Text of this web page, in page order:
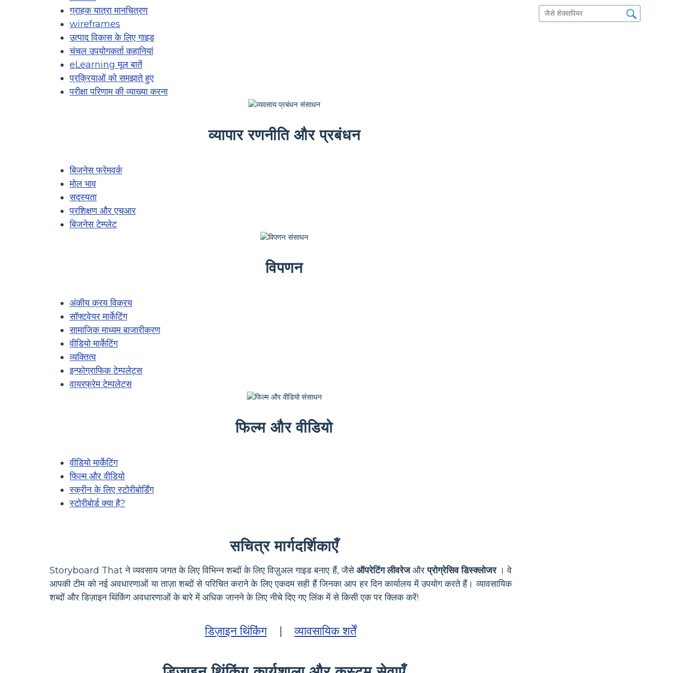
ग्राहक यात्रा मानचित्रण
wireframes
उत्पाद विकास के लिए गाइड
चंचल उपयोगकर्ता कहानियां
eLearning मूल बातें
प्रक्रियाओं को समझाते हुए
परीक्षा परिणाम की व्याख्या करना
व्यापार रणनीति और प्रबंधन
बिजनेस फ्रेमवर्क
मोल भाव
सदस्यता
प्रशिक्षण और एचआर
बिजनेस टेम्प्लेट
विपणन
अंकीय क्रय विक्रय
सॉफ्टवेयर मार्केटिंग
सामाजिक माध्यम बाजारीकरण
वीडियो मार्केटिंग
व्यक्तित्व
इन्फोग्राफिक टेम्पलेट्स
वायरफ्रेम टेम्पलेट्स
फिल्म और वीडियो
वीडियो मार्केटिंग
फिल्म और वीडियो
स्क्रीन के लिए स्टोरीबोर्डिंग
स्टोरीबोर्ड क्या है?
सचित्र मार्गदर्शिकाएँ
Storyboard That ने व्यवसाय जगत के लिए विभिन्न शब्दों के लिए विज़ुअल गाइड बनाए हैं, जैसेऑपरेटिंग लीवरेजऔरप्रोग्रेसिव डिस्क्लोजर। वे
आपकी टीम को नई अवधारणाओं या ताज़ा शब्दों से परिचित कराने के लिए एकदम सही हैं जिनका आप हर दिन कार्यालय में उपयोग करते हैं। व्यावसायिक
शब्दों और डिज़ाइन थिंकिंग अवधारणाओं के बारे में अधिक जानने के लिए नीचे दिए गए लिंक में से किसी एक पर क्लिक करें!
डिज़ाइन थिंकिंग | व्यावसायिक शर्तें